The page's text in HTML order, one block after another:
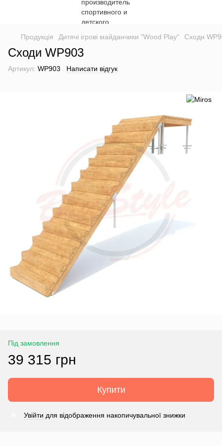
Продукція Дитячі ігрові майданчики "Wood Play" Сходи
Сходи WP903
Артикул: WP903 Написати відгук
Під замовлення
39 315 грн
Купити
Увійти для відображення накопичувальної знижки